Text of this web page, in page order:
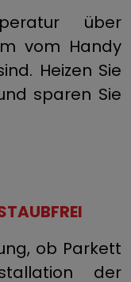
über
vom Handy
Heizen Sie
sparen Sie
ob Parkett
der